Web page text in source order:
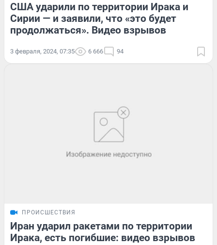
США ударили по территории Ирака и
Сирии — и заявили, что «это будет
продолжаться». Видео взрывов
3 февраля, 2024, 07:35 6 666 94
ПРОИСШЕСТВИЯ
Иран ударил ракетами по территории
Ирака, есть погибшие: видео взрывов